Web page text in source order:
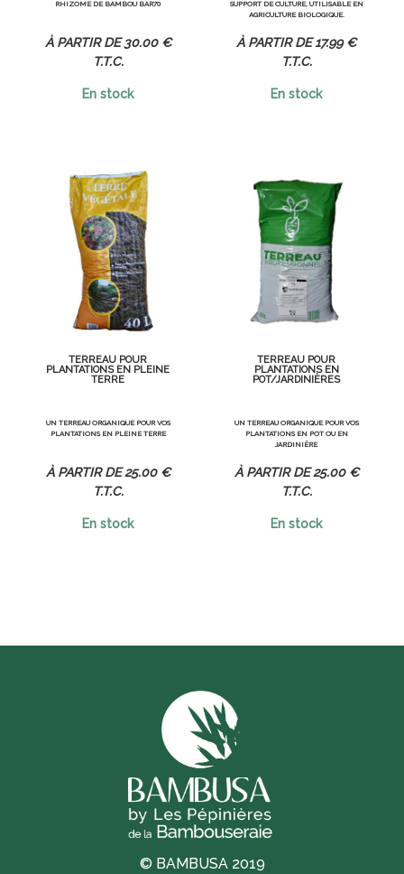
RHIZOME DE BAMBOU BAR70
30.00 €
T.T.C.
En stock
SUPPORT DE CULTURE, UTILISABLE EN
AGRICULTURE BIOLOGIQUE.
17.99 €
T.T.C.
En stock
TERREAU POUR
PLANTATIONS EN PLEINE
TERRE
UN TERREAU ORGANIQUE POUR VOS
PLANTATIONS EN PLEINE TERRE
25.00 €
T.T.C.
En stock
TERREAU POUR
PLANTATIONS EN
POT/JARDINIÈRES
UN TERREAU ORGANIQUE POUR VOS
PLANTATIONS EN POT OU EN
JARDINIÈRE
25.00 €
T.T.C.
En stock
© BAMBUSA 2019